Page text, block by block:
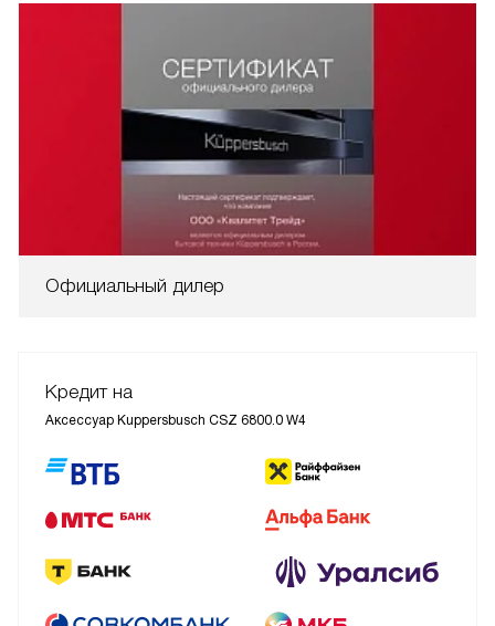
Официальный дилер
Кредит на
Аксессуар Kuppersbusch CSZ 6800.0 W4